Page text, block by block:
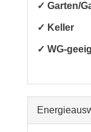
✓ Garten/
✓ Keller
✓ WG-